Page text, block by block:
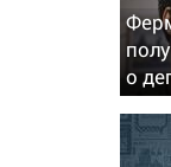
о